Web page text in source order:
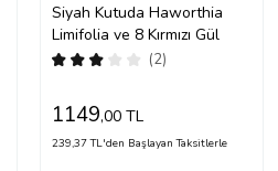
Siyah Kutuda Haworthia
Limifolia ve 8 Kırmızı Gül
(2)
1149,00 TL
239,37 TL'den Başlayan Taksitlerle